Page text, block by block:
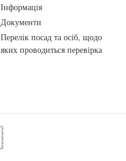
Інформація
Документи
Перелік посад та осіб, щодо
яких проводиться перевірка